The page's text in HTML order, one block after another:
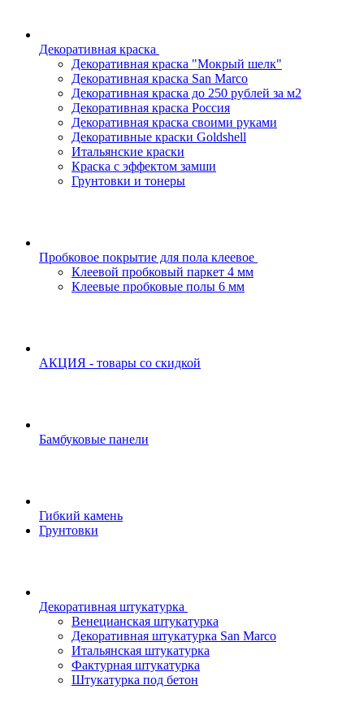
Декоративная краска
Декоративная краска "Мокрый шелк"
Декоративная краска San Marco
Декоративная краска до 250 рублей за м2
Декоративная краска Россия
Декоративная краска своими руками
Декоративные краски Goldshell
Итальянские краски
Краска с эффектом замши
Грунтовки и тонеры
Пробковое покрытие для пола клеевое
Клеевой пробковый паркет 4 мм
Клеевые пробковые полы 6 мм
АКЦИЯ - товары со скидкой
Бамбуковые панели
Гибкий камень
Грунтовки
Декоративная штукатурка
Венецианская штукатурка
Декоративная штукатурка San Marco
Итальянская штукатурка
Фактурная штукатурка
Штукатурка под бетон